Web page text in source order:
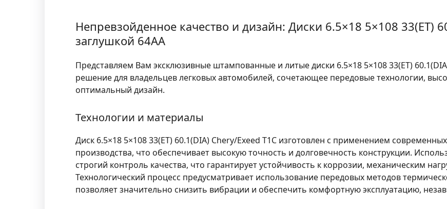
Непревзойденное качество и дизайн: Диски 6.5×18 5×108 33(ET)
заглушкой 64AA
Представляем Вам эксклюзивные штампованные и литые диски 6.5×18 5×108 33(ET)
решение для владельцев легковых автомобилей, сочетающее передовые технологии,
оптимальный дизайн.
Технологии и материалы
Диск 6.5×18 5×108 33(ET) 60.1(DIA) Chery/Exeed T1C изготовлен с применением
производства, что обеспечивает высокую точность и долговечность конструкции.
строгий контроль качества, что гарантирует устойчивость к коррозии, механическим
Технологический процесс предусматривает использование передовых методов
позволяет значительно снизить вибрации и обеспечить комфортную эксплуатацию,